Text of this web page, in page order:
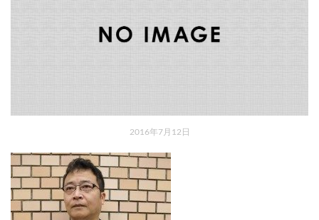
2016年7月12日